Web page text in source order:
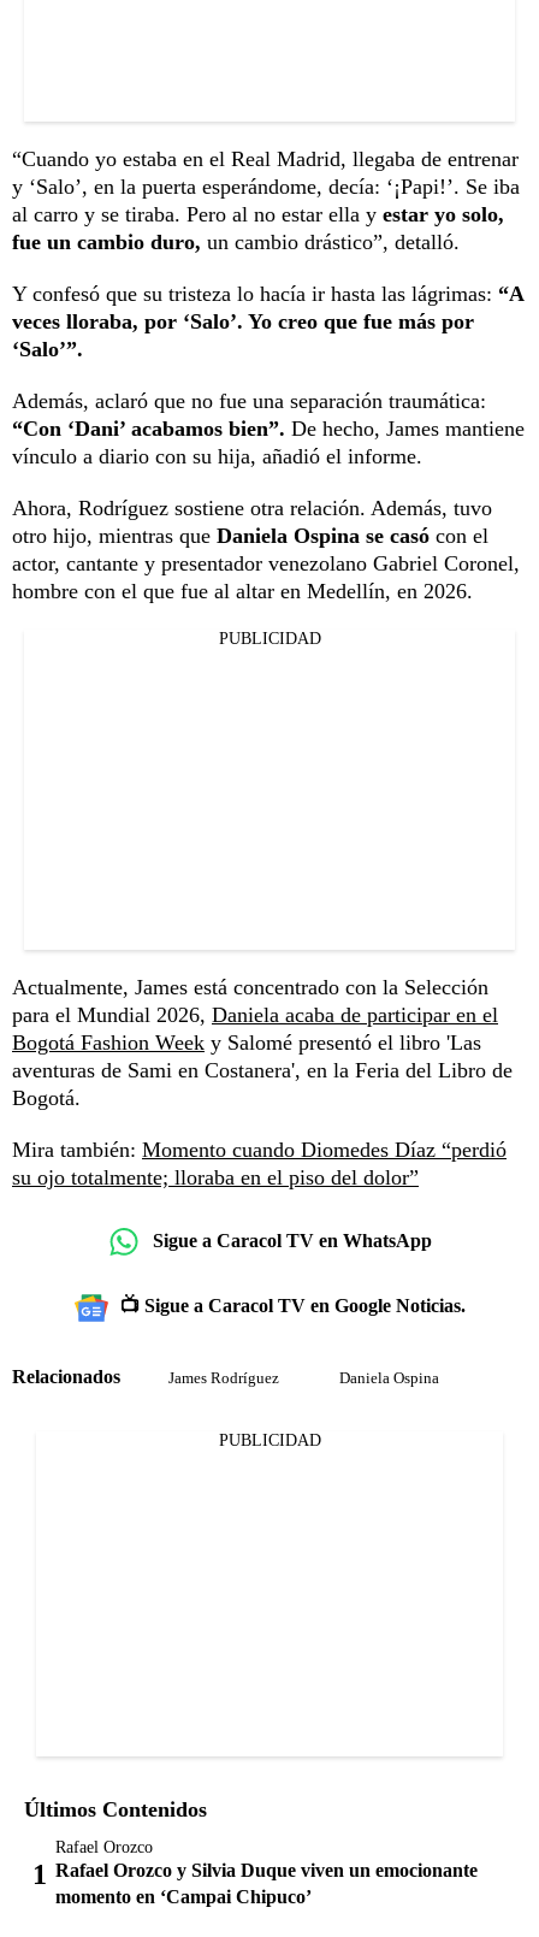
“Cuando yo estaba en el Real Madrid, llegaba de entrenar
y ‘Salo’, en la puerta esperándome, decía: ‘¡Papi!’. Se iba
al carro y se tiraba. Pero al no estar ella y estar yo solo,
fue un cambio duro, un cambio drástico”, detalló.
Y confesó que su tristeza lo hacía ir hasta las lágrimas: “A
veces lloraba, por ‘Salo’. Yo creo que fue más por
‘Salo’”.
Además, aclaró que no fue una separación traumática:
“Con ‘Dani’ acabamos bien”. De hecho, James mantiene
vínculo a diario con su hija, añadió el informe.
Ahora, Rodríguez sostiene otra relación. Además, tuvo
otro hijo, mientras que Daniela Ospina se casó con el
actor, cantante y presentador venezolano Gabriel Coronel,
hombre con el que fue al altar en Medellín, en 2026.
PUBLICIDAD
Actualmente, James está concentrado con la Selección
para el Mundial 2026, Daniela acaba de participar en el
Bogotá Fashion Week y Salomé presentó el libro 'Las
aventuras de Sami en Costanera', en la Feria del Libro de
Bogotá.
Mira también: Momento cuando Diomedes Díaz “perdió
su ojo totalmente; lloraba en el piso del dolor”
Sigue a Caracol TV en WhatsApp
📺 Sigue a Caracol TV en Google Noticias.
Relacionados James Rodríguez Daniela Ospina
PUBLICIDAD
Últimos Contenidos
Rafael Orozco
Rafael Orozco y Silvia Duque viven un emocionante
momento en ‘Campai Chipuco’